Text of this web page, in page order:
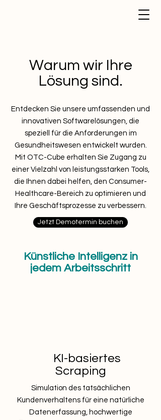
Warum wir Ihre
Lösung sind.
Entdecken Sie unsere umfassenden und
innovativen Softwarelösungen, die
speziell für die Anforderungen im
Gesundheitswesen entwickelt wurden.
Mit OTC-Cube erhalten Sie Zugang zu
einer Vielzahl von leistungsstarken Tools,
die Ihnen dabei helfen, den Consumer-
Healthcare-Bereich zu optimieren und
Ihre Geschäftsprozesse zu verbessern.
Jetzt Demotermin buchen
Künstliche Intelligenz in
jedem Arbeitsschritt
KI-basiertes
Scraping
Simulation des tatsächlichen
Kundenverhaltens für eine natürliche
Datenerfassung, hochwertige